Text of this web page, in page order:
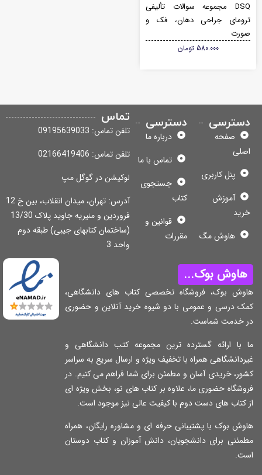
DSQ مجموعه سوالات تألیفی
جراحی دهان، فک و
580.000 تومان
صفحه
پنل کاربری
آموزش
هاوش مگ
دسترسی
درباره ما
تماس با ما
جستجوی
قوانین و
مقررات
تماس
تلفن تماس: 09195639033
تلفن تماس: 02166419406
لوکیشن در گوگل مپ
آدرس: تهران، میدان انقلاب، بین خ 12
فروردین و منیریه جاوید پلاک 13/30
(ساختمان کتابهای جیبی) طبقه دوم
واحد 3
بوک...
بوک، فروشگاه تخصصی کتاب های دانشگاهی،
درسی و عمومی با دو شیوه خرید آنلاین و حضوری
خدمت شماست.
با ارائه گسترده ترین مجموعه کتب دانشگاهی و
همراه با تخفیف ویژه و ارسال سریع به سراسر
خریدی آسان و مطمئن برای شما فراهم می کنیم. در
حضوری ما، علاوه بر کتاب های نو، بخش ویژه ای
کتاب های دست دوم با کیفیت عالی نیز موجود است.
بوک با پشتیبانی حرفه ای و مشاوره رایگان، همراه
برای دانشجویان، دانش آموزان و کتاب دوستان